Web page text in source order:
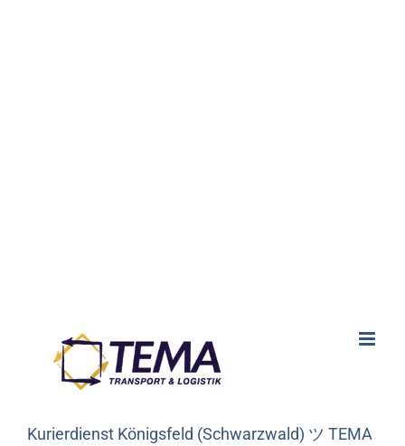
Kurierdienst Königsfeld (Schwarzwald) ツ TEMA